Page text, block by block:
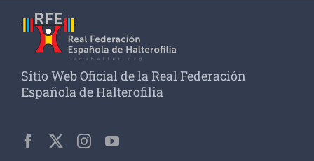
Sitio Web Oficial de la Real Federación
Española de Halterofilia